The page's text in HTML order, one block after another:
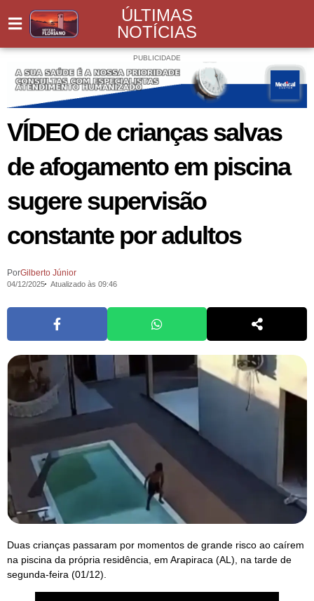
ÚLTIMAS
NOTÍCIAS
PUBLICIDADE
VÍDEO de crianças salvas
de afogamento em piscina
sugere supervisão
constante por adultos
PorGilberto Júnior
04/12/2025 Atualizado às 09:46
Duas crianças passaram por momentos de grande risco ao caírem
na piscina da própria residência, em Arapiraca (AL), na tarde de
segunda-feira (01/12).